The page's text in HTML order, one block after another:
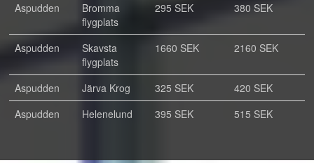
Aspudden
Bromma
flygplats
295 SEK 380 SEK
Aspudden
Skavsta
flygplats
1660 SEK 2160 SEK
Aspudden Järva Krog 325 SEK
420 SEK
Aspudden
Helenelund 395 SEK 515 SEK